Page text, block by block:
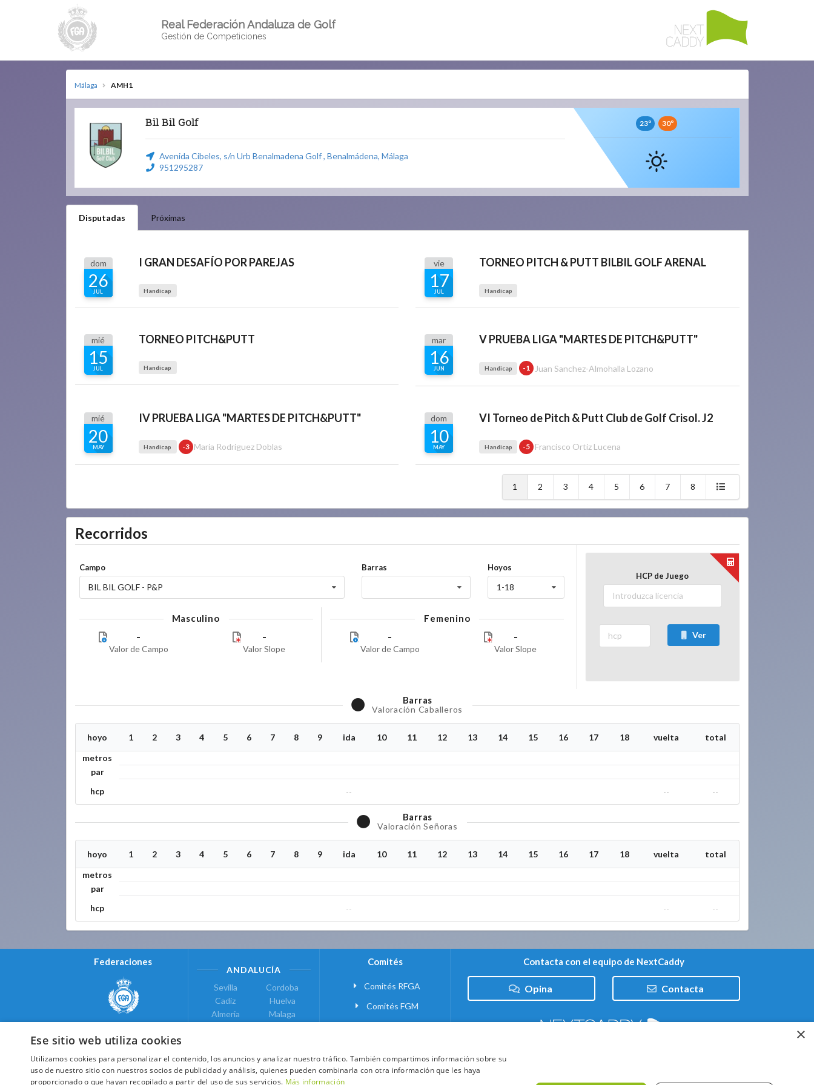
Real Federación Andaluza de Golf
Gestión de Competiciones
Málaga AMH1
Bil Bil Golf
Avenida Cibeles, s/n Urb Benalmadena Golf , Benalmádena, Málaga
951295287
23º 30º
Disputadas Próximas
dom
26
JUL
I GRAN DESAFÍO POR PAREJAS
Handicap
vie
17
JUL
TORNEO PITCH & PUTT BILBIL GOLF ARENAL
Handicap
mié
15
JUL
TORNEO PITCH&PUTT
Handicap
mar
16
JUN
V PRUEBA LIGA "MARTES DE PITCH&PUTT"
Handicap -1 Juan Sanchez-Almohalla Lozano
mié
20
MAY
IV PRUEBA LIGA "MARTES DE PITCH&PUTT"
Handicap -3 Maria Rodriguez Doblas
dom
10
MAY
VI Torneo de Pitch & Putt Club de Golf Crisol. J2
Handicap -5 Francisco Ortiz Lucena
1 2 3 4 5 6 7 8
Recorridos
Campo
BIL BIL GOLF - P&P
Barras Hoyos
1-18
Masculino
-
Valor de Campo
-
Valor Slope
Femenino
-
Valor de Campo
-
Valor Slope
HCP de Juego
Ver
Barras
Valoración Caballeros
hoyo 1 2 3 4 5 6 7 8 9 ida 10 11 12 13 14 15 16 17 18 vuelta
total
metros
par
hcp
-- -- --
Barras
Valoración Señoras
hoyo 1 2 3 4 5 6 7 8 9 ida 10 11 12 13 14 15 16 17 18 vuelta
total
metros
par
hcp
-- -- --
Federaciones
Real Federación Andaluza de
Golf
ANDALUCÍA
Sevilla
Cadiz
Almeria
Cordoba
Huelva
Malaga
Valencia
COMUNIDAD DE MADRID
Comités
Comités RFGA
Comités FGM
Contacta con el equipo de NextCaddy
Opina Contacta
×
Ese sitio web utiliza cookies
Utilizamos cookies para personalizar el contenido, los anuncios y analizar nuestro tráfico. También compartimos información sobre su
uso de nuestro sitio con nuestros socios de publicidad y análisis, quienes pueden combinarla con otra información que les haya
proporcionado o que hayan recopilado a partir del uso de sus servicios. Más información